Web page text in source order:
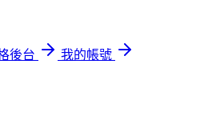
後台
我的帳號